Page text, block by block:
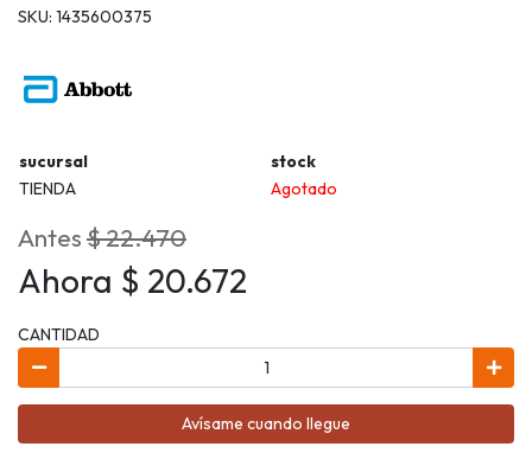
SKU: 1435600375
sucursal
stock
TIENDA
Agotado
Antes$ 22.470
Ahora $ 20.672
CANTIDAD
Avísame cuando llegue